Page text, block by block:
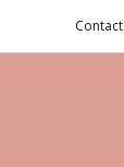
Contact